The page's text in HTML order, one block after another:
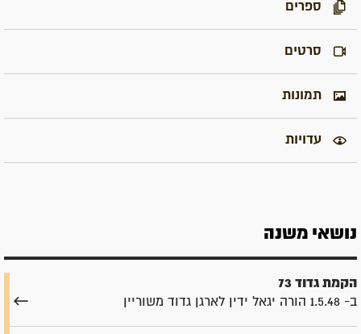
ספרים
סרטים
תמונות
עדויות
נושאי משנה
הקמת גדוד 73
ב- 1.5.48 הורה יגאל ידין לארגן גדוד משוריין